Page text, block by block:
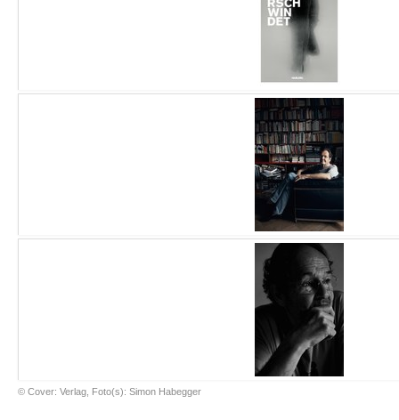
© Cover: Verlag, Foto(s): Simon Habegger